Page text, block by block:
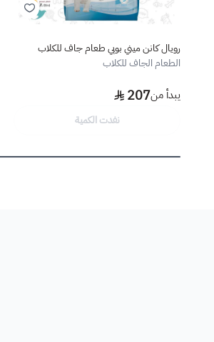
رويال كانن ميني بوبي طعام جاف للكلاب
الطعام الجاف للكلاب
يبدأ من207
نفدت الكمية